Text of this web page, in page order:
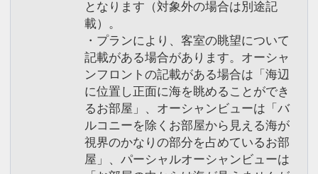
となります（対象外の場合は別途記
載）。
・プランにより、客室の眺望について
記載がある場合があります。オーシャ
ンフロントの記載がある場合は「海辺
に位置し正面に海を眺めることができ
るお部屋」、オーシャンビューは「バ
ルコニーを除くお部屋から見える海が
視界のかなりの部分を占めているお部
屋」、パーシャルオーシャンビューは